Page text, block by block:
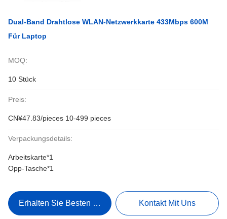
Dual-Band Drahtlose WLAN-Netzwerkkarte 433Mbps 600M
Für Laptop
MOQ:
10 Stück
Preis:
CN¥47.83/pieces 10-499 pieces
Verpackungsdetails:
Arbeitskarte*1
Opp-Tasche*1
Erhalten Sie Besten Preis Kontakt Mit Uns